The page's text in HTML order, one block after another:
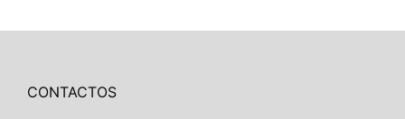
CONTACTOS